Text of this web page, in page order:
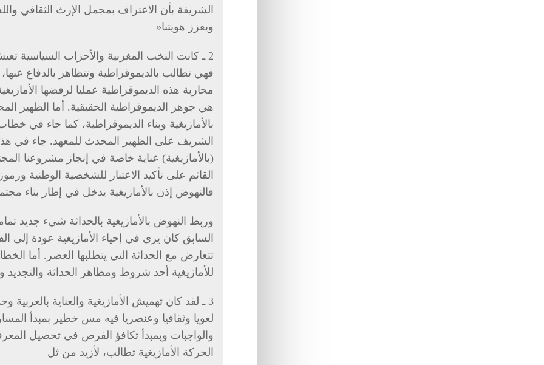
الشريفة بأن الاعتراف بمجمل الإرث الثقافي
ويعزز هويتنا«
2 ـ كانت النخب المغربية والأحزاب السياسية
فهي تطالب بالديموقراطية وتتظاهر بالدفاع
محاربة هذه الديموقراطية عمليا لرفضها
هي جوهر الديموقراطية الحقيقية. أما الظهير
بالأمازيغية وبناء الديموقراطية، كما جاء في
الشريف على الظهير المحدث للمعهد. جاء في
(بالأمازيغية) عناية خاصة في إنجاز مشروعنا
القائم على تأكيد الاعتبار للشخصية الوطنية
فالنهوض إذن بالأمازيغية يدخل في إطار بناء
وربط النهوض بالأمازيغية بالحداثة شيء جديد
السابق كان يرى في إحياء الأمازيغية عودة إلى
تتعارض مع الحداثة التي يتطلبها العصر. أما
للأمازيغية أحد شروط ومظاهر الحداثة والتجديد
3 ـ لقد كان تهميش الأمازيغية والعناية بالعربية
لعويا وثقافيا وعنصريا فيه مس خطير بمبدأ
والواجبات وبمبدأ تكافؤ الفرص في تحصيل
الحركة الأمازيغية تطالب، لأزيد من ثل